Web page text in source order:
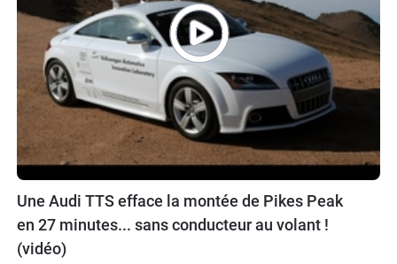
Une Audi TTS efface la montée de Pikes Peak
en 27 minutes... sans conducteur au volant !
(vidéo)